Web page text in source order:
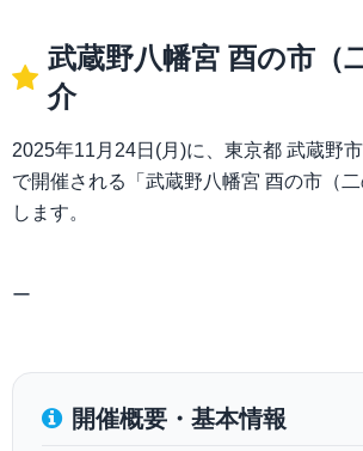
武蔵野八幡宮 酉の市（
介
2025年11月24日(月)に、東京都 武蔵野
で開催される「武蔵野八幡宮 酉の市（
します。
ー
開催概要・基本情報